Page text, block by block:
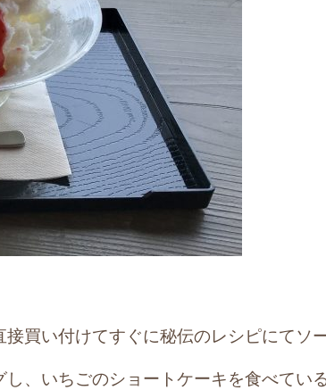
買い付けてすぐに秘伝のレシピにてソ
、いちごのショートケーキを食べてい